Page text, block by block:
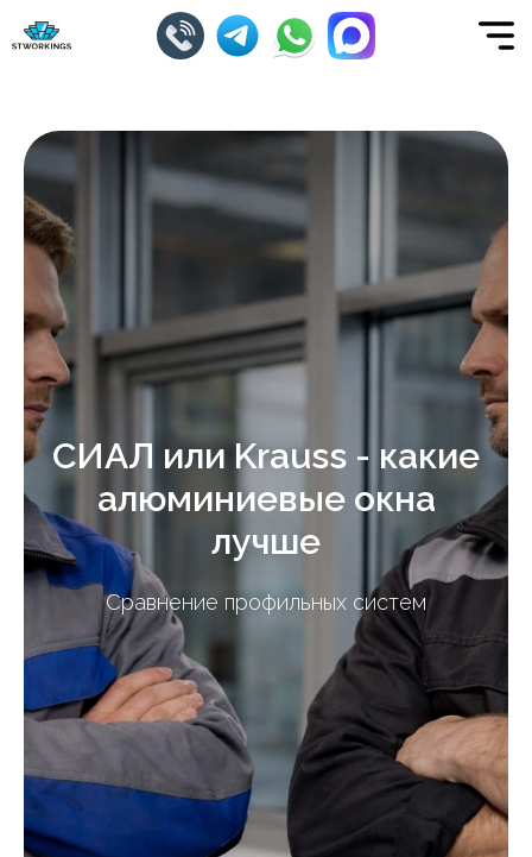
СИАЛ или Krauss - какие
алюминиевые окна
лучше
Сравнение профильных систем